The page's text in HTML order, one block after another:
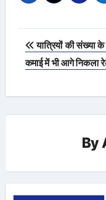
Post
यात्रियों की संख्या
कमाई में भी आगे निकला
By